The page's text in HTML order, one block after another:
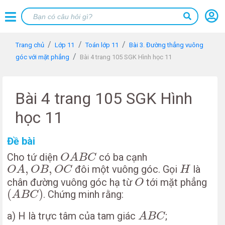
Trang chủ Lớp 11 Toán lớp 11
Bài 3. Đường thẳng vuông
góc với mặt phẳng
Bài 4 trang 105 SGK Hình học 11
Bài 4 trang 105 SGK Hình
học 11
Đề bài
Cho tứ diện OABC
OABC có ba cạnh
OA, OB, OC
OA, OB,OC đôi một vuông góc. Gọi H
H là
chân đường vuông góc hạ từ O
O tới mặt phẳng
(ABC)
(ABC) . Chứng minh rằng:
a) H là trực tâm của tam giác ABC
A BC ;